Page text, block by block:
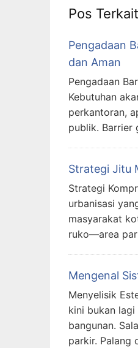
Pos Terkait
Pengadaan
dan Aman
Pengadaan
Kebutuhan
perkantoran,
publik. Barrier
Strategi Jitu
Strategi
urbanisasi
masyarakat
ruko—area
Mengenal
Menyelisik
kini bukan
bangunan.
parkir. Palang